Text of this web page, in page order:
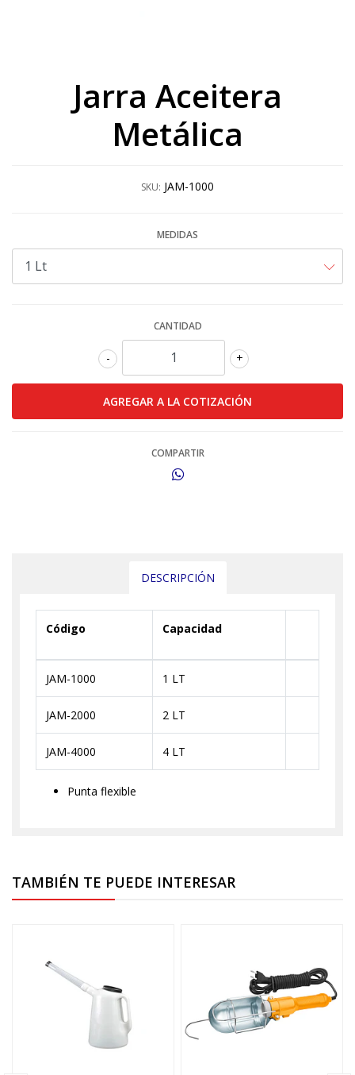
Jarra Aceitera
Metálica
SKU: JAM-1000
MEDIDAS
CANTIDAD
+
-
COMPARTIR
DESCRIPCIÓN
Código Capacidad
JAM-1000 1 LT
JAM-2000 2 LT
JAM-4000 4 LT
Punta flexible
TAMBIÉN TE PUEDE INTERESAR